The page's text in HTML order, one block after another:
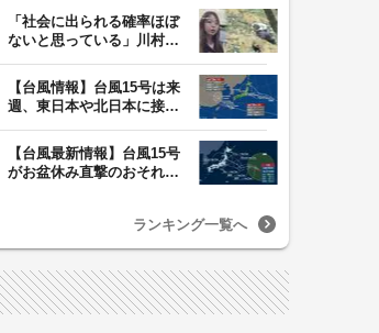
「社会に出られる確率ほぼ
ないと思っている」川村葉
【台風情報】台風15号は来
週、東日本や北日本に接近
【台風最新情報】台風15号
がお盆休み直撃のおそれ
ランキング一覧へ